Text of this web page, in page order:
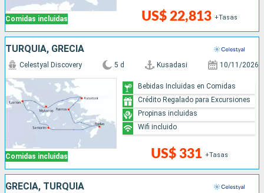
Comidas incluidas US$ 22,813 +Tasas
TURQUÍA, GRECIA
Comidas incluidas
Celestyal Discovery 5 d Kusadasi 10/11/2026
US$ 331 +Tasas
Bebidas Incluidas en Comidas
Crédito Regalado para Excursiones
Propinas incluidas
Wifi incluido
GRECIA, TURQUÍA